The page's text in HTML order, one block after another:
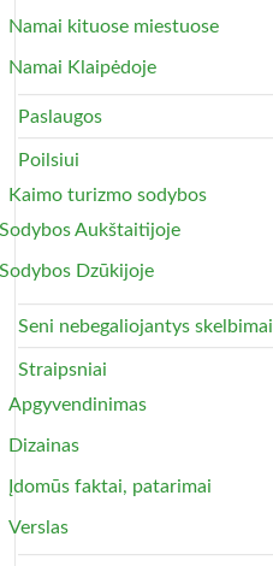
Namai kituose miestuose
Namai Klaipėdoje
Paslaugos
Poilsiui
Kaimo turizmo sodybos
Sodybos Aukštaitijoje
Sodybos Dzūkijoje
Seni nebegaliojantys skelbimai
Straipsniai
Apgyvendinimas
Dizainas
Įdomūs faktai, patarimai
Verslas